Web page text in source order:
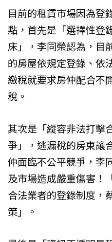
目前的租賃市場因為登
點，首先是「選擇性登
床」，李同榮認為，目
的房屋依規定登錄、依
繳稅就要求房仲配合不
稅。
其次是「縱容非法打擊
爭」，逃漏稅的房東讓
仲面臨不公平競爭，李
及市場造成嚴重傷害！
合法業者的登錄制度，
策」。